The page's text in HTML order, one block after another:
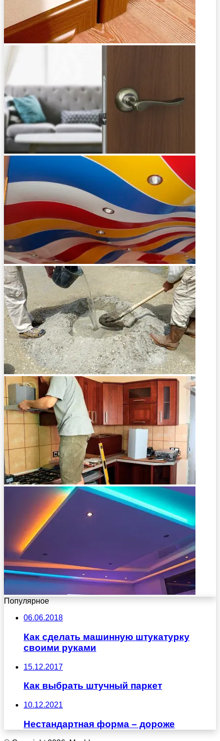
Популярное
06.06.2018
Как сделать машинную штукатурку
своими руками
15.12.2017
Как выбрать штучный паркет
10.12.2021
Нестандартная форма – дороже